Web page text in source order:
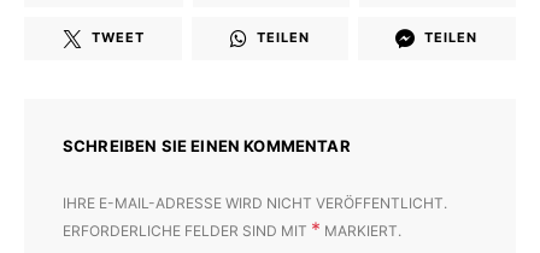
TWEET TEILEN TEILEN
SCHREIBEN SIE EINEN KOMMENTAR
IHRE E-MAIL-ADRESSE WIRD NICHT VERÖFFENTLICHT.
ERFORDERLICHE FELDER SIND MIT * MARKIERT.